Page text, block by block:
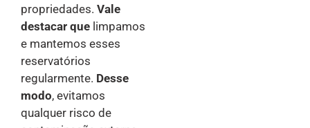
propriedades. Vale
destacar que limpamos
e mantemos esses
reservatórios
regularmente. Desse
modo, evitamos
qualquer risco de